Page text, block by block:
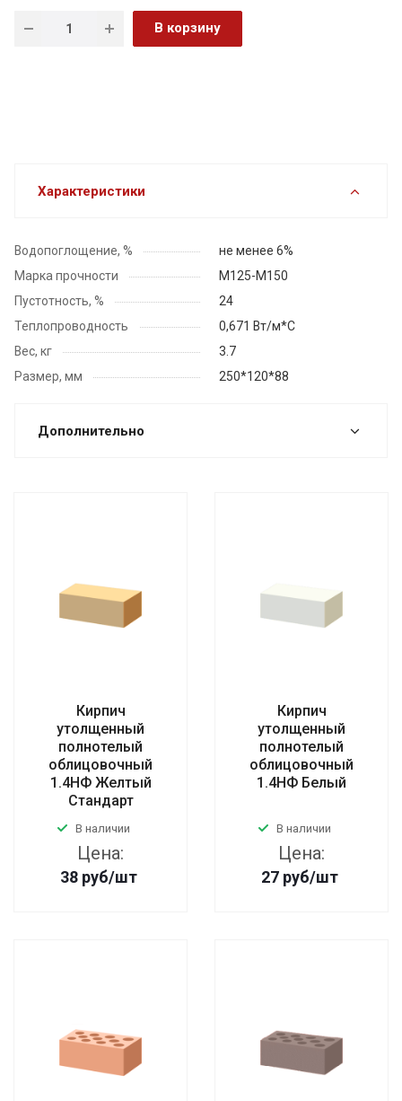
В корзину
Характеристики
Водопоглощение, %
не менее 6%
Марка прочности
М125-М150
Пустотность, %
24
Теплопроводность
0,671 Вт/м*С
Вес, кг
3.7
Размер, мм
250*120*88
Дополнительно
Кирпич
утолщенный
полнотелый
облицовочный
1.4НФ Желтый
Стандарт
В наличии
Цена:
38 руб/шт
Кирпич
утолщенный
полнотелый
облицовочный
1.4НФ Белый
В наличии
Цена:
27 руб/шт